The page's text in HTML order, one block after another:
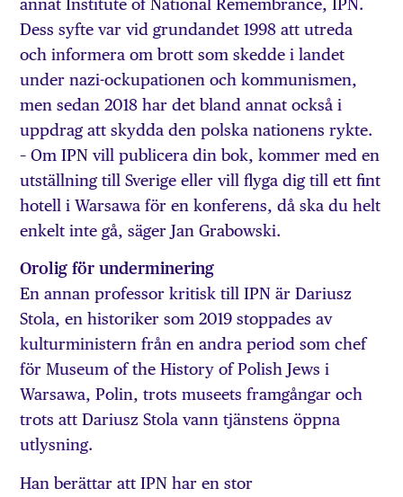
annat Institute of National Remembrance, IPN.
Dess syfte var vid grundandet 1998 att utreda
och informera om brott som skedde i landet
under nazi-ockupationen och kommunismen,
men sedan 2018 har det bland annat också i
uppdrag att skydda den polska nationens rykte.
– Om IPN vill publicera din bok, kommer med en
utställning till Sverige eller vill flyga dig till ett fint
hotell i Warsawa för en konferens, då ska du helt
enkelt inte gå, säger Jan Grabowski.
Orolig för underminering
En annan professor kritisk till IPN är Dariusz
Stola, en historiker som 2019 stoppades av
kulturministern från en andra period som chef
för Museum of the History of Polish Jews i
Warsawa, Polin, trots museets framgångar och
trots att Dariusz Stola vann tjänstens öppna
utlysning.
Han berättar att IPN har en stor